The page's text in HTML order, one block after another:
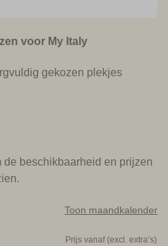
rustig gelegen
dagtripjes en excursies.
voor My Italy
gekozen plekjes
beschikbaarheid en prijzen
Toon maandkalender
Prijs vanaf (excl. extra’s)